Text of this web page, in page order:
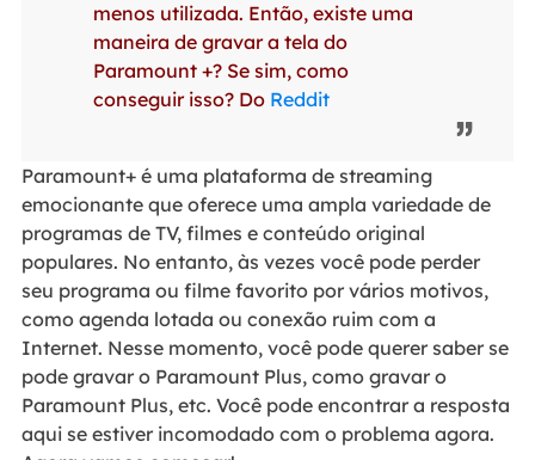
menos utilizada. Então, existe uma
maneira de gravar a tela do
Paramount +? Se sim, como
conseguir isso? Do Reddit
Paramount+ é uma plataforma de streaming
emocionante que oferece uma ampla variedade de
programas de TV, filmes e conteúdo original
populares. No entanto, às vezes você pode perder
seu programa ou filme favorito por vários motivos,
como agenda lotada ou conexão ruim com a
Internet. Nesse momento, você pode querer saber se
pode gravar o Paramount Plus, como gravar o
Paramount Plus, etc. Você pode encontrar a resposta
aqui se estiver incomodado com o problema agora.